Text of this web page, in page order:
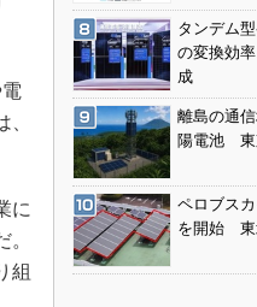
に
組
タンデム
の変換効
成
離島の通
陽電池 東
ペロブス
を開始 東